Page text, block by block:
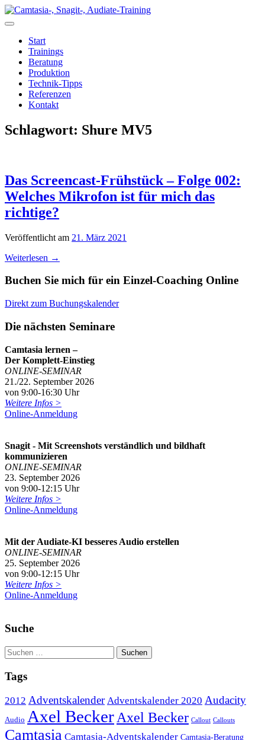
Zum
Inhalt
Start
Trainings
Beratung
Produktion
Technik-Tipps
Referenzen
Kontakt
Schlagwort: Shure MV5
Das Screencast-Frühstück – Folge 002:
Welches Mikrofon ist für mich das
richtige?
Veröffentlicht am 21. März 2021
Weiterlesen →
Buchen Sie mich für ein Einzel-Coaching Online
Direkt zum Buchungskalender
Die nächsten Seminare
Camtasia lernen –
Der Komplett-Einstieg
ONLINE-SEMINAR
21./22. September 2026
von 9:00-16:30 Uhr
Weitere Infos >
Online-Anmeldung
Snagit - Mit Screenshots verständlich und bildhaft
kommunizieren
ONLINE-SEMINAR
23. September 2026
von 9:00-12:15 Uhr
Weitere Infos >
Online-Anmeldung
Mit der Audiate-KI besseres Audio erstellen
ONLINE-SEMINAR
25. September 2026
von 9:00-12:15 Uhr
Weitere Infos >
Online-Anmeldung
Suche
Tags
2012 Adventskalender Adventskalender 2020 Audacity
Audio Axel BeckerAxel Becker Callout Callouts
Camtasia Camtasia-Adventskalender Camtasia-Beratung